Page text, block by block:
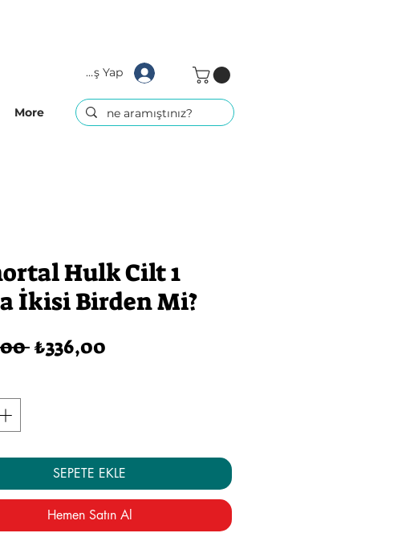
More
Giriş Yap
Hulk Cilt 1
İkisi Birden Mi?
Normal
₺336,00
SEPETE EKLE
Hemen Satın Al